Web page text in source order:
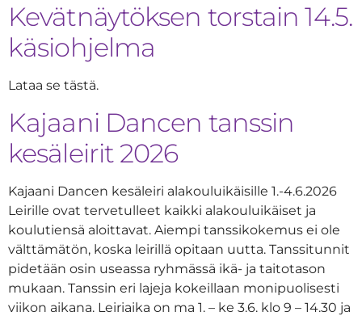
Kevätnäytöksen torstain 14.5.
käsiohjelma
Lataa se tästä.
Kajaani Dancen tanssin
kesäleirit 2026
Kajaani Dancen kesäleiri alakouluikäisille 1.-4.6.2026
Leirille ovat tervetulleet kaikki alakouluikäiset ja
koulutiensä aloittavat. Aiempi tanssikokemus ei ole
välttämätön, koska leirillä opitaan uutta. Tanssitunnit
pidetään osin useassa ryhmässä ikä- ja taitotason
mukaan. Tanssin eri lajeja kokeillaan monipuolisesti
viikon aikana. Leiriaika on ma 1. – ke 3.6. klo 9 – 14.30 ja